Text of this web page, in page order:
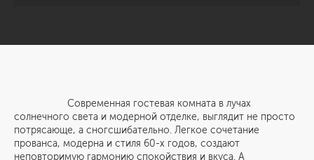
Современная гостевая комната в лучах
солнечного света и модерной отделке, выглядит не просто
потрясающе, а сногсшибательно. Легкое сочетание
прованса, модерна и стиля 60-х годов, создают
неповторимую гармонию спокойствия и вкуса. А